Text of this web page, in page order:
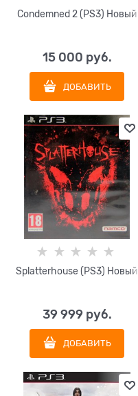
Condemned 2 (PS3) Новый
15 000 руб.
ДОБАВИТЬ
Splatterhouse (PS3) Новый
39 999 руб.
ДОБАВИТЬ